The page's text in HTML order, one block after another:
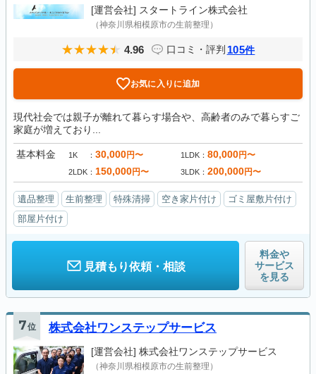
[運営会社] スタートライン株式会社
（神奈川県相模原市の生前整理）
4.96 口コミ・評判 105件
お気に入りに追加
現代社会では親子が離れて暮らす場合や、高齢者のみで暮らすご
家庭が増えており...
基本料金 1K 30,000円〜 1LDK 80,000円〜
2LDK 150,000円〜 3LDK 200,000円〜
遺品整理 生前整理 特殊清掃 空き家片付け
ゴミ屋敷片付け
部屋片付け
見積もり依頼・相談
料金や
サービス
を見る
7位 株式会社ワンステップサービス
[運営会社] 株式会社ワンステップサービス
（神奈川県相模原市の生前整理）